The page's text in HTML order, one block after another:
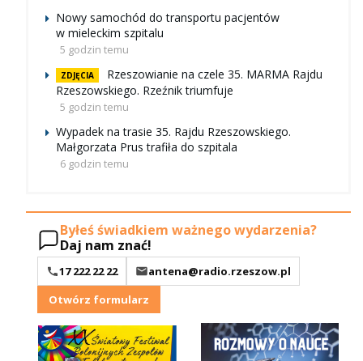
Nowy samochód do transportu pacjentów
w mieleckim szpitalu
5 godzin temu
ZDJĘCIA
Rzeszowianie na czele 35. MARMA Rajdu
Rzeszowskiego. Rzeźnik triumfuje
5 godzin temu
Wypadek na trasie 35. Rajdu Rzeszowskiego.
Małgorzata Prus trafiła do szpitala
6 godzin temu
Byłeś świadkiem ważnego wydarzenia?
Daj nam znać!
17 222 22 22
antena@radio.rzeszow.pl
Otwórz formularz